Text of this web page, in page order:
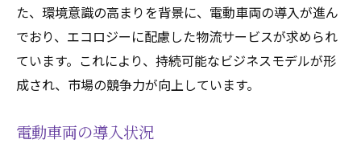
率化
配送ルート最適化の技術
AIとIoTの活用
効率的な配送スケジュールの策定
た、環境意識の高まりを背景に、電動車両の導入が進ん
でおり、エコロジーに配慮した物流サービスが求められ
ています。これにより、持続可能なビジネスモデルが形
成され、市場の競争力が向上しています。
電動車両の導入状況